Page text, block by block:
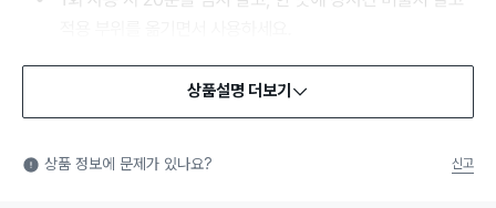
상품설명 더보기
상품 정보에 문제가 있나요? 신고